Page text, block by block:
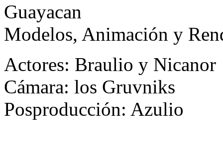
Guayacan
Modelos, Animación y
Actores: Braulio y Nicanor
Cámara: los Gruvniks
Posproducción: Azulio